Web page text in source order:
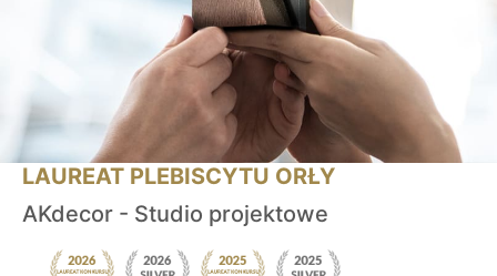
LAUREAT PLEBISCYTU ORŁY
AKdecor - Studio projektowe